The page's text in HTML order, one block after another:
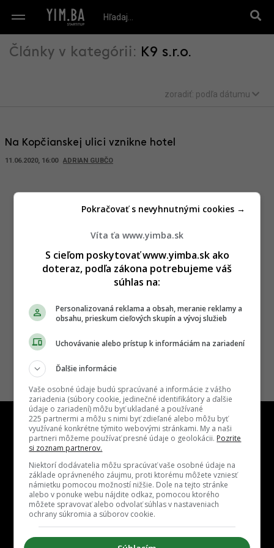
Články v kategórii: K9 s.r.o.
zoradiť: podľa dátumu
Na Kopčianskej ulici vznikne hotel
11.06.2020, 16:00 ADRIAN GUBČO
Kontakt Inzercia Cenník Redakcia Kariéra
Víta ťa www.yimba.sk
S cieľom poskytovať www.yimba.sk ako
doteraz, podľa zákona potrebujeme váš
súhlas na:
Personalizovaná reklama a obsah, meranie reklamy a
obsahu, prieskum cieľových skupín a vývoj služieb
Uchovávanie alebo prístup k informáciám na zariadení
Ďalšie informácie
Vaše osobné údaje budú spracúvané a informácie z vášho
zariadenia (súbory cookie, jedinečné identifikátory a ďalšie
údaje o zariadení) môžu byť ukladané a používané
225 partnermi a môžu s nimi byť zdieľané alebo môžu byť
využívané konkrétne týmito webovými stránkami. My a naši
partneri môžeme používať presné údaje o geolokácii. Pozrite
si zoznam partnerov.
Niektorí dodávatelia môžu spracúvať vaše osobné údaje na
základe oprávneného záujmu, proti ktorému môžete vzniesť
námietku pomocou možností nižšie. Dole na tejto stránke
alebo v ponuke webu nájdite odkaz, pomocou ktorého
môžete spravovať alebo odvolať súhlas v nastaveniach
ochrany súkromia a súborov cookie.
Pokračovať s nevyhnutnými cookies →